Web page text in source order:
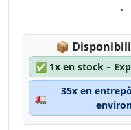
📦
✅ 1x en stock –
🚛
35x en